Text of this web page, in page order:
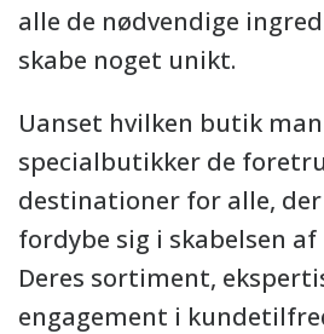
alle de nødvendige
skabe noget unikt.
Uanset hvilken butik
specialbutikker de
destinationer for alle,
fordybe sig i skabelsen
Deres sortiment,
engagement i